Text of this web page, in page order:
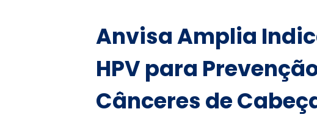
Anvisa Amplia
HPV para
Cânceres de